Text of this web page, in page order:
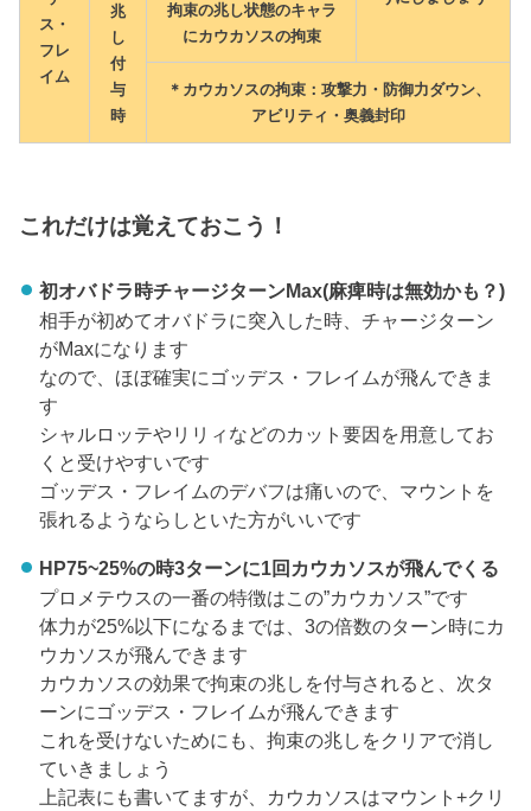
ス・
フレ
イム
兆
し
付
与
時
拘束の兆し状態のキャラ
にカウカソスの拘束
＊カウカソスの拘束：攻撃力・防御力ダウン、
アビリティ・奥義封印
これだけは覚えておこう！
初オバドラ時チャージターンMax(麻痺時は無効かも？)
相手が初めてオバドラに突入した時、チャージターン
がMaxになります
なので、ほぼ確実にゴッデス・フレイムが飛んできま
す
シャルロッテやリリィなどのカット要因を用意してお
くと受けやすいです
ゴッデス・フレイムのデバフは痛いので、マウントを
張れるようならしといた方がいいです
HP75~25%の時3ターンに1回カウカソスが飛んでくる
プロメテウスの一番の特徴はこの”カウカソス”です
体力が25%以下になるまでは、3の倍数のターン時にカ
ウカソスが飛んできます
カウカソスの効果で拘束の兆しを付与されると、次タ
ーンにゴッデス・フレイムが飛んできます
これを受けないためにも、拘束の兆しをクリアで消し
ていきましょう
上記表にも書いてますが、カウカソスはマウント+クリ